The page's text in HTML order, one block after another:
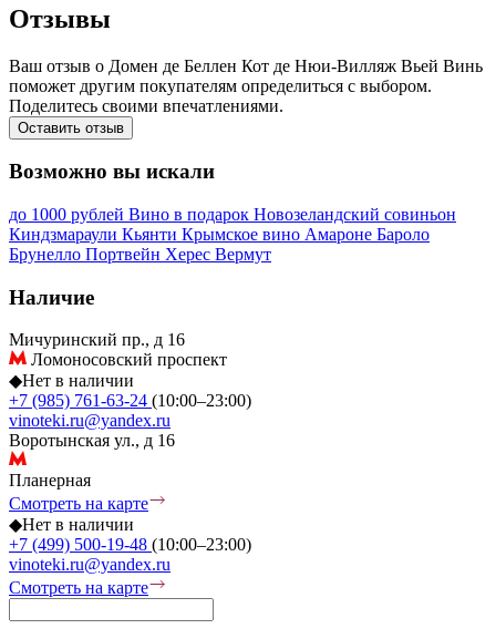
Отзывы
Ваш отзыв о Домен де Беллен Кот де Нюи-Вилляж Вьей Винь
поможет другим покупателям определиться с выбором.
Поделитесь своими впечатлениями.
Оставить отзыв
Возможно вы искали
до 1000 рублей Вино в подарок Новозеландский совиньон
Киндзмараули Кьянти Крымское вино Амароне Бароло
Брунелло Портвейн Херес Вермут
Наличие
Мичуринский пр., д 16
Ломоносовский проспект
◆Нет в наличии
+7 (985) 761-63-24 (10:00–23:00)
vinoteki.ru@yandex.ru
Воротынская ул., д 16
Планерная
Смотреть на карте
◆Нет в наличии
+7 (499) 500-19-48 (10:00–23:00)
vinoteki.ru@yandex.ru
Смотреть на карте